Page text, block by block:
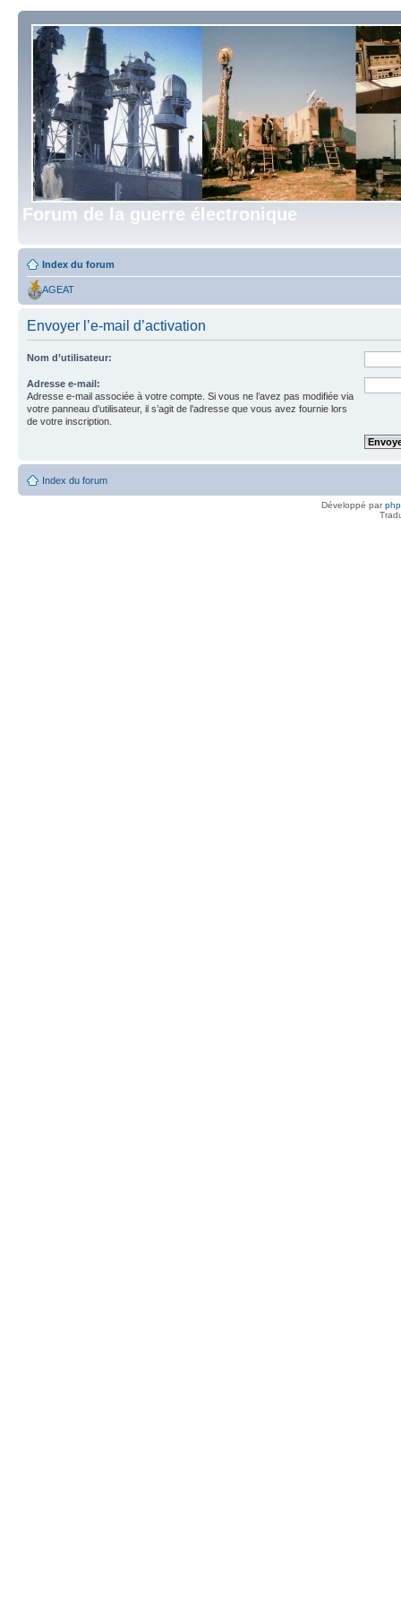
Forum de la guerre électronique
Index du forum
AGEAT
Envoyer l’e-mail d’activation
Nom d’utilisateur:
Adresse e-mail:
Adresse e-mail associée à votre compte. Si vous ne l’avez pas modifiée via
votre panneau d’utilisateur, il s’agit de l’adresse que vous avez fournie lors
de votre inscription.
Index du forum
Développé par